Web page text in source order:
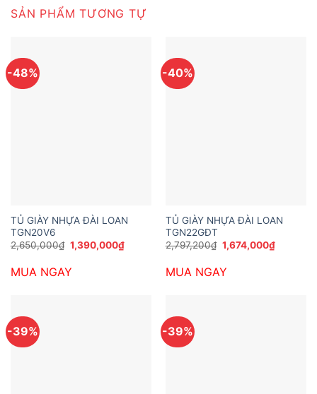
SẢN PHẨM TƯƠNG TỰ
-48%
TỦ GIÀY NHỰA ĐÀI LOAN
TGN20V6
2,650,000₫ Giá
gốc
2,650,000₫.
1,390,000₫Giá
hiện
MUA NGAY
-40%
TỦ GIÀY NHỰA ĐÀI LOAN
TGN22GĐT
2,797,200₫ Giá
gốc
2,797,200₫.
1,674,000₫Giá
hiện
MUA NGAY
-39% -39%